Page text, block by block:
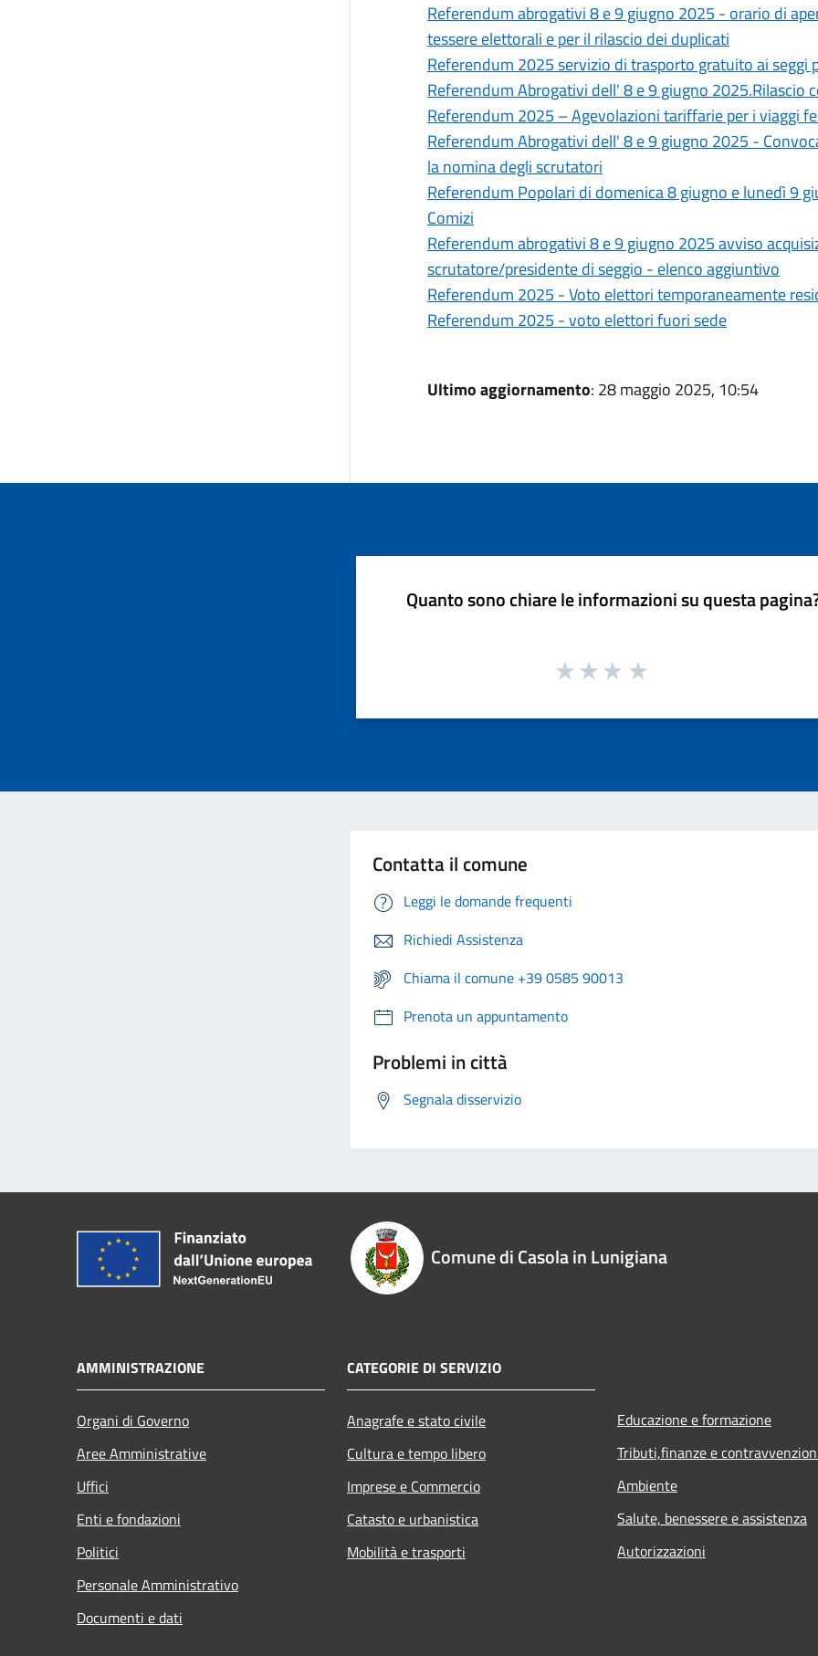
Referendum abrogativi 8 e 9 giugno 2025 - orario di
tessere elettorali e per il rilascio dei duplicati
Referendum 2025 servizio di trasporto gratuito ai seggi
Referendum Abrogativi dell' 8 e 9 giugno 2025.Rilascio
Referendum 2025 – Agevolazioni tariffarie per i viaggi
Referendum Abrogativi dell' 8 e 9 giugno 2025 -
la nomina degli scrutatori
Referendum Popolari di domenica 8 giugno e lunedì 9
Comizi
Referendum abrogativi 8 e 9 giugno 2025 avviso
scrutatore/presidente di seggio - elenco aggiuntivo
Referendum 2025 - Voto elettori temporaneamente
Referendum 2025 - voto elettori fuori sede
Ultimo aggiornamento: 28 maggio 2025, 10:54
Quanto sono chiare le informazioni su questa
Contatta il comune
Leggi le domande frequenti
Richiedi Assistenza
Chiama il comune +39 0585 90013
Prenota un appuntamento
Problemi in città
Segnala disservizio
Comune di Casola in Lunigiana
AMMINISTRAZIONE
Organi di Governo
Aree Amministrative
Uffici
Enti e fondazioni
Politici
Personale Amministrativo
Documenti e dati
CATEGORIE DI SERVIZIO
Anagrafe e stato civile
Cultura e tempo libero
Imprese e Commercio
Catasto e urbanistica
Mobilità e trasporti
Educazione e formazione
Tributi,finanze e
Ambiente
Salute, benessere e assistenza
Autorizzazioni